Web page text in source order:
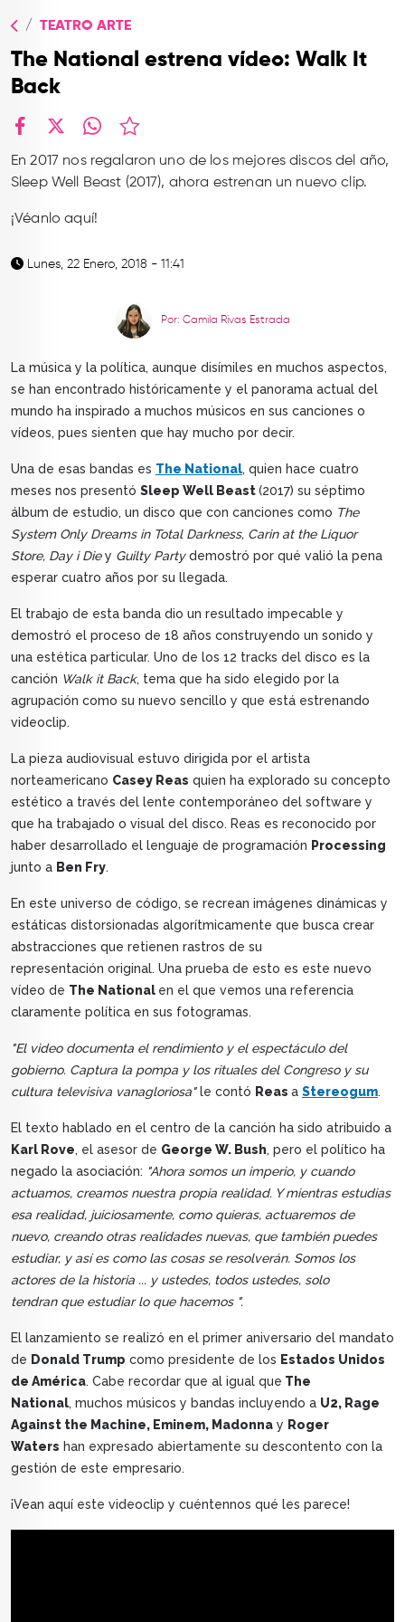
CONTACTO
TEATRO ARTE
The National estrena vídeo: Walk It
Back
En 2017 nos regalaron uno de los mejores discos del año,
Sleep Well Beast (2017), ahora estrenan un nuevo clip.
¡Véanlo aquí!
Lunes, 22 Enero, 2018 - 11:41
Por: Camila Rivas Estrada
La música y la política, aunque disímiles en muchos aspectos,
se han encontrado históricamente y el panorama actual del
mundo ha inspirado a muchos músicos en sus canciones o
vídeos, pues sienten que hay mucho por decir.
Una de esas bandas es The National, quien hace cuatro
meses nos presentó Sleep Well Beast(2017) su séptimo
álbum de estudio, un disco que con canciones como The
System Only Dreams in Total Darkness, Carin at the Liquor
Store, Day i Diey Guilty Partydemostró por qué valió la pena
esperar cuatro años por su llegada.
El trabajo de esta banda dio un resultado impecable y
demostró el proceso de 18 años construyendo un sonido y
una estética particular. Uno de los 12 tracks del disco es la
canción Walk it Back, tema que ha sido elegido por la
agrupación como su nuevo sencillo y que está estrenando
videoclip.
La pieza audiovisual estuvo dirigida por el artista
norteamericano Casey Reas quien ha explorado su concepto
estético a través del lente contemporáneo del software y
que ha trabajado o visual del disco. Reas es reconocido por
haber desarrollado el lenguaje de programación Processing
junto a Ben Fry.
En este universo de código, se recrean imágenes dinámicas y
estáticas distorsionadas algorítmicamente que busca crear
abstracciones que retienen rastros de su
representación original. Una prueba de esto es este nuevo
vídeo de The National en el que vemos una referencia
claramente política en sus fotogramas.
"El video documenta el rendimiento y el espectáculo del
gobierno. Captura la pompa y los rituales del Congreso y su
cultura televisiva vanagloriosa"le contó Reas a Stereogum.
El texto hablado en el centro de la canción ha sido atribuido a
Karl Rove, el asesor de George W. Bush, pero el político ha
negado la asociación: "Ahora somos un imperio, y cuando
actuamos, creamos nuestra propia realidad. Y mientras estudias
esa realidad, juiciosamente, como quieras, actuaremos de
nuevo, creando otras realidades nuevas, que también puedes
estudiar, y así es como las cosas se resolverán. Somos los
actores de la historia ... y ustedes, todos ustedes, solo
tendran que estudiar lo que hacemos ".
El lanzamiento se realizó en el primer aniversario del mandato
de Donald Trump como presidente de los Estados Unidos
de América. Cabe recordar que al igual que The
National, muchos músicos y bandas incluyendo a U2, Rage
Against the Machine, Eminem, Madonna y Roger
Waters han expresado abiertamente su descontento con la
gestión de este empresario.
¡Vean aquí este videoclip y cuéntennos qué les parece!